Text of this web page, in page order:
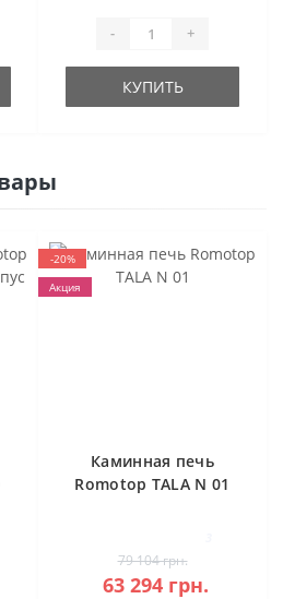
- +
КУПИТЬ
-20%
Акция
Каминная печь
Romotop TALA N 01
79 104 грн.
63 294 грн.